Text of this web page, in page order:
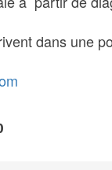
dans une